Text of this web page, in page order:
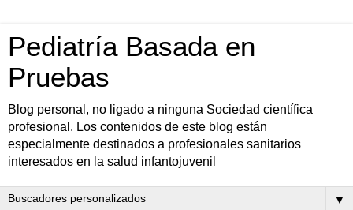
Pediatría Basada en
Pruebas
Blog personal, no ligado a ninguna Sociedad científica
profesional. Los contenidos de este blog están
especialmente destinados a profesionales sanitarios
interesados en la salud infantojuvenil
▼